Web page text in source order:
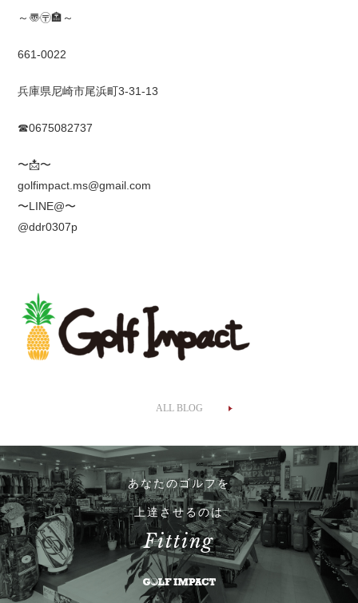
～〠〶🏣～
661-0022
兵庫県尼崎市尾浜町3-31-13
☎0675082737
〜📩〜
golfimpact.ms@gmail.com
〜LINE@〜
@ddr0307p
ALL BLOG
あなたのゴルフを
上達させるのは
Fitting